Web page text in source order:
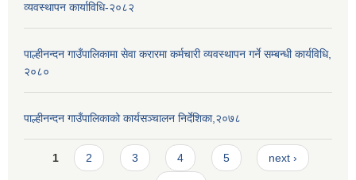
व्यवस्थापन कार्याविधि-२०८२
पाल्हीनन्दन गाउँपालिकामा सेवा करारमा कर्मचारी व्यवस्थापन गर्ने सम्बन्धी कार्यविधि,
२०८०
पाल्हीनन्दन गाउँपालिकाको कार्यसञ्चालन निर्देशिका,२०७८
Pages
1 2 3 4 5 next ›